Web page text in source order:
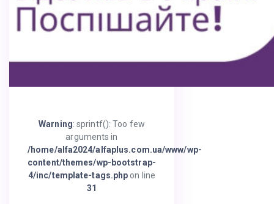
Warning: sprintf(): Too few
arguments in
/home/alfa2024/alfaplus.com.ua/www/wp-
content/themes/wp-bootstrap-
4/inc/template-tags.php on line
31